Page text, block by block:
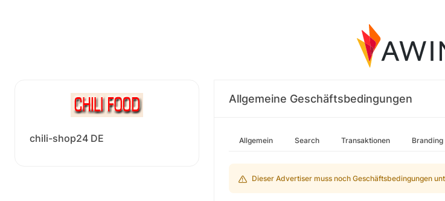
chili-shop24 DE
Allgemeine Geschäftsbedingungen
Allgemein Search Transaktionen Branding
Dieser Advertiser muss noch Geschäftsbedingungen